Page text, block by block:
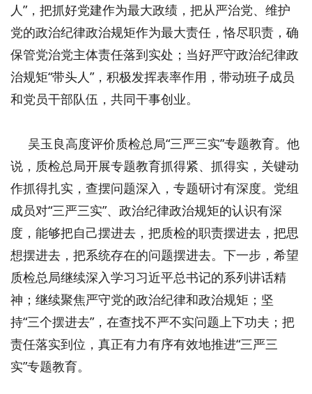
人”，把抓好党建作为最大政绩，把从严治党、维护
党的政治纪律政治规矩作为最大责任，恪尽职责，确
保管党治党主体责任落到实处；当好严守政治纪律政
治规矩“带头人”，积极发挥表率作用，带动班子成员
和党员干部队伍，共同干事创业。
吴玉良高度评价质检总局“三严三实”专题教育。他
说，质检总局开展专题教育抓得紧、抓得实，关键动
作抓得扎实，查摆问题深入，专题研讨有深度。党组
成员对“三严三实”、政治纪律政治规矩的认识有深
度，能够把自己摆进去，把质检的职责摆进去，把思
想摆进去，把系统存在的问题摆进去。下一步，希望
质检总局继续深入学习习近平总书记的系列讲话精
神；继续聚焦严守党的政治纪律和政治规矩；坚
持“三个摆进去”，在查找不严不实问题上下功夫；把
责任落实到位，真正有力有序有效地推进“三严三
实”专题教育。